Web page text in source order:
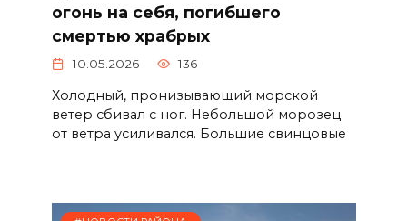
огонь на себя, погибшего
смертью храбрых
10.05.2026 136
Холодный, пронизывающий морской
ветер сбивал с ног. Небольшой морозец
от ветра усиливался. Большие свинцовые